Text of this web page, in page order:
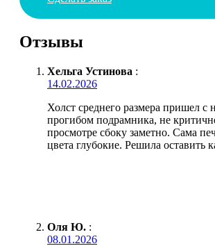
Отзывы
Хельга Устинова :
14.02.2026
Холст среднего размера пришел с
прогибом подрамника, не
просмотре сбоку заметно. Сама
цвета глубокие. Решила оставить
Оля Ю. :
08.01.2026